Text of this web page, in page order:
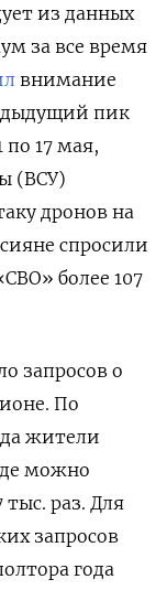
из данных
за все время
внимание
пик
по 17 мая,
(ВСУ)
дронов на
спросили
более 107
запросов о
По
жители
можно
тыс. раз. Для
запросов
года